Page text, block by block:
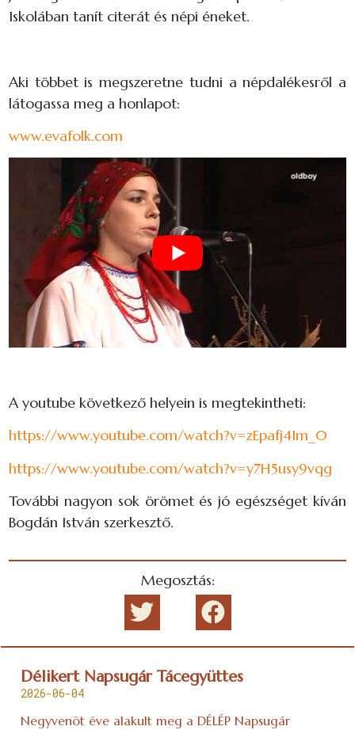
Iskolában tanít citerát és népi éneket.
Aki többet is megszeretne tudni a népdalékesről a
látogassa meg a honlapot:
www.evafolk.com
A youtube következő helyein is megtekintheti:
https://www.youtube.com/watch?v=zEpafj4Im_0
https://www.youtube.com/watch?v=y7H5usy9vqg
További nagyon sok örömet és jó egészséget kíván
Bogdán István szerkesztő.
Megosztás:
Délikert Napsugár Tácegyüttes
2026-06-04
Negyvenöt éve alakult meg a DÉLÉP Napsugár